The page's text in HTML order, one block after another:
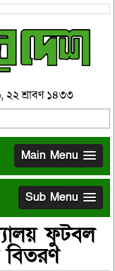
২২ শ্রাবণ ১৪৩৩
Main Menu
Sub Menu
ফুটবল
বিতরণ